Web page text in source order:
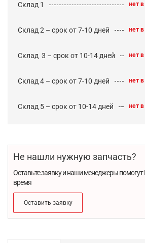
Склад 1 нет
Склад 2 – срок от 7-10 дней нет
Cклад 3 – срок от 10-14 дней нет
Склад 4 – срок от 7-10 дней нет
Склад 5 – срок от 10-14 дней нет
Не нашли нужную запчасть?
Оставьте заявку и наши менеджеры
время
Оставить заявку